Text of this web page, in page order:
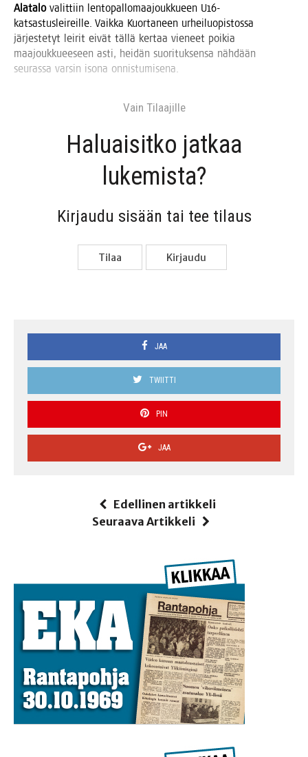
Ala­ta­lovalit­tiin len­to­pal­lo­maa­jouk­ku­een U16-
kat­sas­tus­lei­reil­le. Vaik­ka Kuor­ta­neen urhei­luo­pis­tos­sa
jär­jes­te­tyt lei­rit eivät täl­lä ker­taa vie­neet poi­kia
maa­jouk­ku­ee­seen asti, hei­dän suo­ri­tuk­sen­sa näh­dään
seu­ras­sa var­sin iso­na onnistumisena.
Vain Tilaa­jil­le
Haluai­sit­ko jat­kaa
lukemista?
Kir­jau­du sisään tai tee tilaus
Tilaa Kir­jau­du
JAA
TWIITTI
PIN
JAA
Edellinen artikkeli
Seuraava Artikkeli